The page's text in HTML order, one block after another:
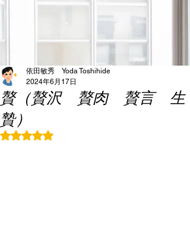
贅（贅沢 贅肉 贅言 生
贄）
依田敏秀 Yoda Toshihide
2024年6月17日
5つ星のうちNaNと評価されています。